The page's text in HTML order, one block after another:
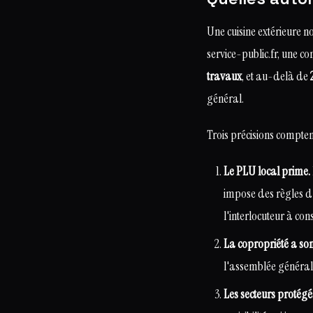
Une cuisine extérieure
service-public.fr, une
travaux, et au-delà de
général.
Trois précisions
Le PLU local prime.
impose des règles
l'interlocuteur à
La copropriété a
l'assemblée
Les secteurs